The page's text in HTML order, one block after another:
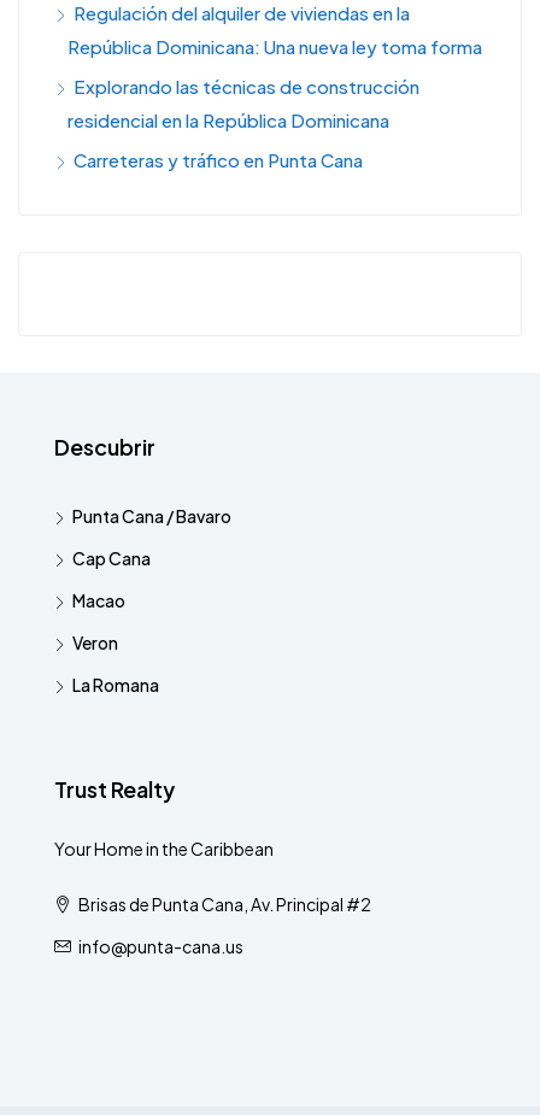
Regulación del alquiler de viviendas en la
República Dominicana: Una nueva ley toma forma
Explorando las técnicas de construcción
residencial en la República Dominicana
Carreteras y tráfico en Punta Cana
Descubrir
Punta Cana / Bavaro
Cap Cana
Macao
Veron
La Romana
Trust Realty
Your Home in the Caribbean
Brisas de Punta Cana, Av. Principal #2
info@punta-cana.us